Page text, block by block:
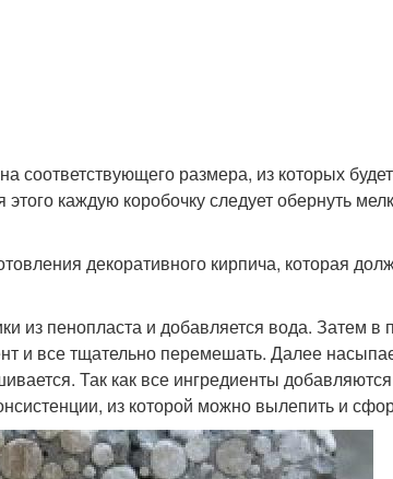
соответствующего размера, из которых
каждую коробочку следует обернуть
декоративного кирпича, которая
из пенопласта и добавляется вода. Затем в
и все тщательно перемешать. Далее
Так как все ингредиенты добавляются
из которой можно вылепить и